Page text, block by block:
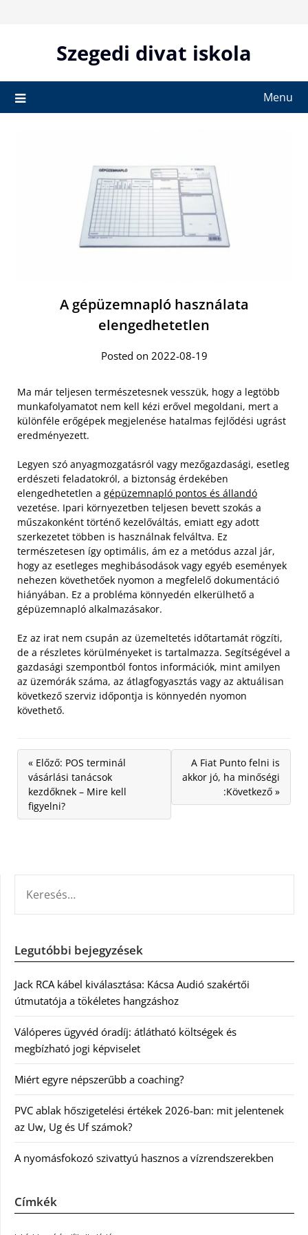
Szegedi divat iskola
Menu
A gépüzemnapló használata
elengedhetetlen
Posted on 2022-08-19
Ma már teljesen természetesnek vesszük, hogy a legtöbb
munkafolyamatot nem kell kézi erővel megoldani, mert a
különféle erőgépek megjelenése hatalmas fejlődési ugrást
eredményezett.
Legyen szó anyagmozgatásról vagy mezőgazdasági, esetleg
erdészeti feladatokról, a biztonság érdekében
elengedhetetlen a gépüzemnapló pontos és állandó
vezetése. Ipari környezetben teljesen bevett szokás a
műszakonként történő kezelőváltás, emiatt egy adott
szerkezetet többen is használnak felváltva. Ez
természetesen így optimális, ám ez a metódus azzal jár,
hogy az esetleges meghibásodások vagy egyéb események
nehezen követhetőek nyomon a megfelelő dokumentáció
hiányában. Ez a probléma könnyedén elkerülhető a
gépüzemnapló alkalmazásakor.
Ez az irat nem csupán az üzemeltetés időtartamát rögzíti,
de a részletes körülményeket is tartalmazza. Segítségével a
gazdasági szempontból fontos információk, mint amilyen
az üzemórák száma, az átlagfogyasztás vagy az aktuálisan
következő szerviz időpontja is könnyedén nyomon
követhető.
« Előző: POS terminál
vásárlási tanácsok
kezdőknek – Mire kell
figyelni?
A Fiat Punto felni is
akkor jó, ha minőségi
:Következő »
Legutóbbi bejegyzések
Jack RCA kábel kiválasztása: Kácsa Audió szakértői
útmutatója a tökéletes hangzáshoz
Válóperes ügyvéd óradíj: átlátható költségek és
megbízható jogi képviselet
Miért egyre népszerűbb a coaching?
PVC ablak hőszigetelési értékek 2026-ban: mit jelentenek
az Uw, Ug és Uf számok?
A nyomásfokozó szivattyú hasznos a vízrendszerekben
Címkék